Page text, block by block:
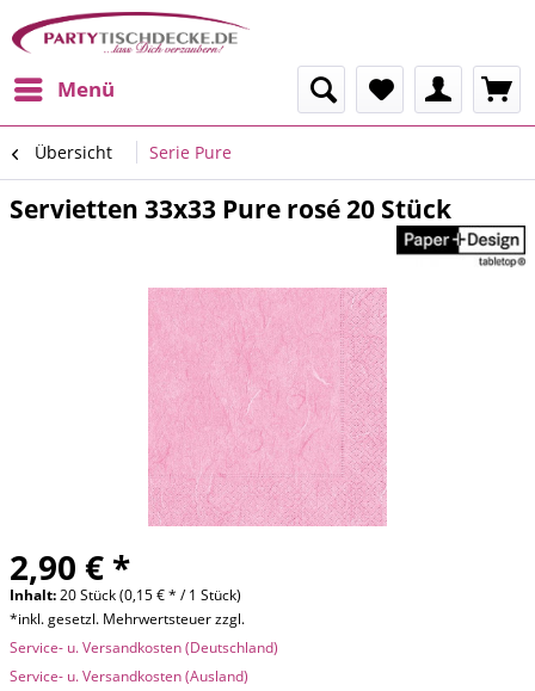
Menü
Übersicht Serie Pure
Servietten 33x33 Pure rosé 20 Stück
2,90 € *
Inhalt:20 Stück (0,15 € * / 1 Stück)
*inkl. gesetzl. Mehrwertsteuer zzgl.
Service- u. Versandkosten (Deutschland)
Service- u. Versandkosten (Ausland)